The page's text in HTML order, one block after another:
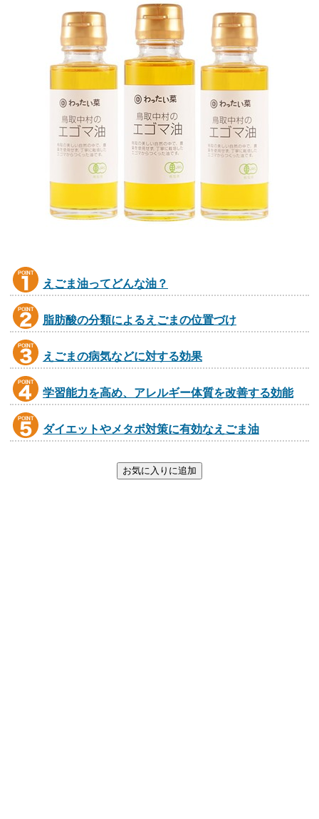
えごま油ってどんな油？
脂肪酸の分類によるえごまの位置づけ
えごまの病気などに対する効果
学習能力を高め、アレルギー体質を改善する効能
ダイエットやメタボ対策に有効なえごま油